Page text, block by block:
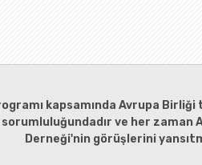
kapsamında Avrupa
ve her
Derneği'nin görüşlerini